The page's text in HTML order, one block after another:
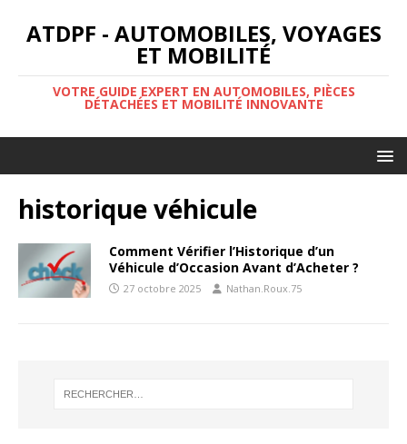
ATDPF - AUTOMOBILES, VOYAGES
ET MOBILITÉ
VOTRE GUIDE EXPERT EN AUTOMOBILES, PIÈCES
DÉTACHÉES ET MOBILITÉ INNOVANTE
historique véhicule
Comment Vérifier l’Historique d’un
Véhicule d’Occasion Avant d’Acheter ?
27 octobre 2025 Nathan.Roux.75